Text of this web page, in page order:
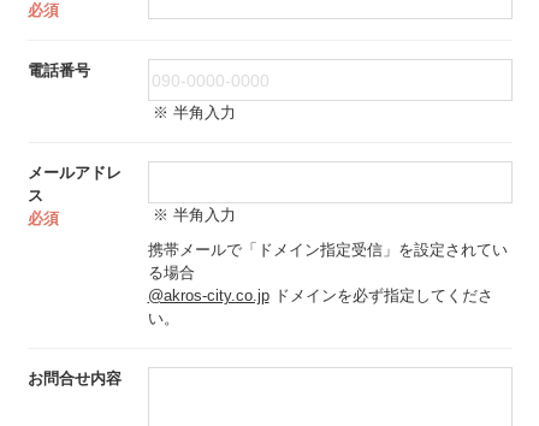
必須
電話番号
※ 半角入力
メールアドレ
ス
必須
※ 半角入力
携帯メールで「ドメイン指定受信」を設定されてい
る場合
@akros-city.co.jpドメインを必ず指定してくださ
い。
お問合せ内容